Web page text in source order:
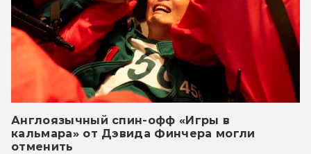
Англоязычный спин-офф «Игры в
кальмара» от Дэвида Финчера могли
отменить